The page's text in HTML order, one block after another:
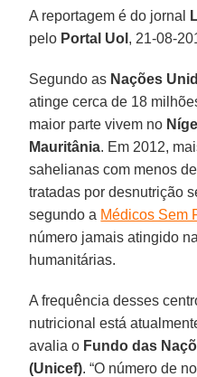
A reportagem é do jornal
pelo Portal Uol , 21-08-
Segundo as Nações
atinge cerca de 18
maior parte vivem no
Mauritânia. Em 2012,
sahelianas com menos
tratadas por desnutrição
segundo a Médicos Sem
número jamais atingido
humanitárias.
A frequência desses
nutricional está
avalia o Fundo das
(Unicef). “O número de